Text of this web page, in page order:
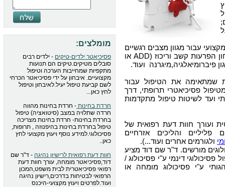
עבור מגוון מצבים רגשיים
, איבחון הפרעות קשב וריכוז (ADD או
שמתאימה את הטיפול עבור
פסיכיאטרי תרופתי, דרך
ועד לשיטות טיפול מתקדמות
ועורך חוות דעת רפואית של
והליכים אזרחיים
ולגורמים אחרים ועוד...).
מורשים. ד"ר שם דוד מציע
דינמי ע"י פסיכולוג /
ע"י פסיכולוג מומחה או
מומלצים:
פסיכיאטר ילדים-טיקים - ילדים רבים
סובלים מטיקים.טיקים הם תנועות
מתקפיות שמחייבות הערכה וטיפול
מקצועיים. איבחון על ידי פסיכיאטר הכרחי
לשם קביעת טיפול יעיל.לאיבחון וטיפול
לחץ כאן...
חרדת בחינות - חרדת בחינות מהווה
חרדה שתלויה במצב (סיטואציה) טיפול
בחרדת בחינות- חרדת בחינות מצריכה
טיפול בחרדת בחינות בהיפנוזה , תרופות,
פסיכולוגי.למידע נוסף ויעוץ מקצועי לחץ
כאן..
חוות דעת רפואית לרישיון נהיגה - ד"ר שם
דוד,פסיכיאטר מומחה, עורך חוות דעת
רפואי פסיכיאטרית לבית משפט,המכון
הרפואי לבטיחות בדרכים,רישיון נהיגה
ועוד.לפרטים ויעוץ מקצועי-היכנס